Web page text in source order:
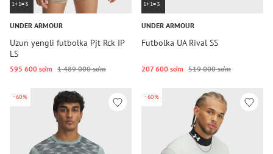
1+1=3
UNDER ARMOUR
Uzun yengli futbolka Pjt Rck IP
LS
595 600 so‘m 1 489 000 so‘m
1+1=3
UNDER ARMOUR
Futbolka UA Rival SS
207 600 so‘m 519 000 so‘m
-60% -60%